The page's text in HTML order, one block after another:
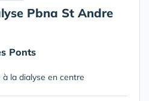
Pbna St Andre
Ponts
la dialyse en centre